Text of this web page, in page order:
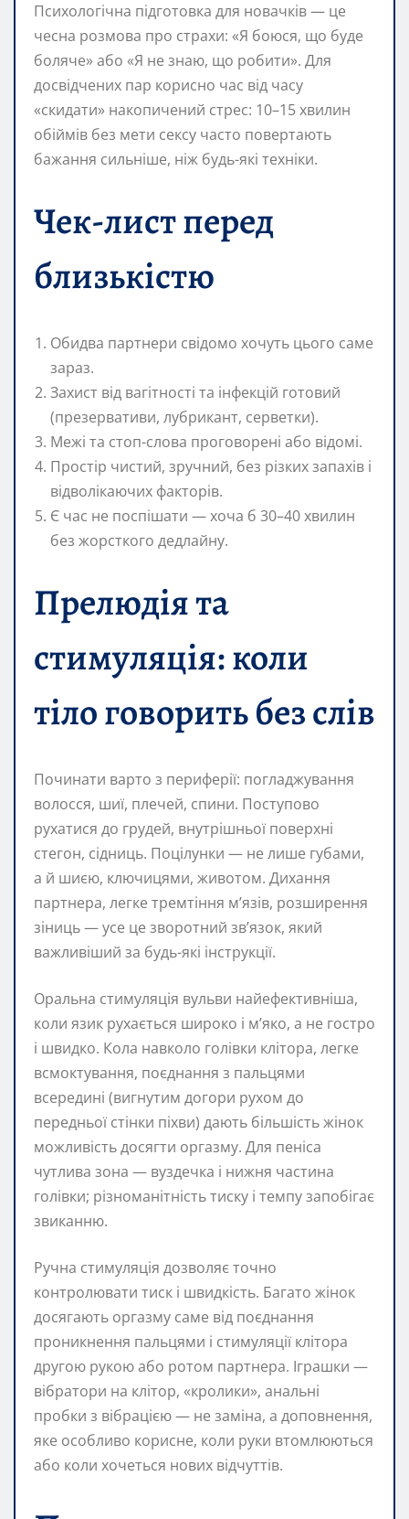
Психологічна підготовка для новачків — це
чесна розмова про страхи: «Я боюся, що буде
боляче» або «Я не знаю, що робити». Для
досвідчених пар корисно час від часу
«скидати» накопичений стрес: 10–15 хвилин
обіймів без мети сексу часто повертають
бажання сильніше, ніж будь-які техніки.
Чек-лист перед
близькістю
Обидва партнери свідомо хочуть цього саме
зараз.
Захист від вагітності та інфекцій готовий
(презервативи, лубрикант, серветки).
Межі та стоп-слова проговорені або відомі.
Простір чистий, зручний, без різких запахів і
відволікаючих факторів.
Є час не поспішати — хоча б 30–40 хвилин
без жорсткого дедлайну.
Прелюдія та
стимуляція: коли
тіло говорить без слів
Починати варто з периферії: погладжування
волосся, шиї, плечей, спини. Поступово
рухатися до грудей, внутрішньої поверхні
стегон, сідниць. Поцілунки — не лише губами,
а й шиєю, ключицями, животом. Дихання
партнера, легке тремтіння м’язів, розширення
зіниць — усе це зворотний зв’язок, який
важливіший за будь-які інструкції.
Оральна стимуляція вульви найефективніша,
коли язик рухається широко і м’яко, а не гостро
і швидко. Кола навколо голівки клітора, легке
всмоктування, поєднання з пальцями
всередині (вигнутим догори рухом до
передньої стінки піхви) дають більшість жінок
можливість досягти оргазму. Для пеніса
чутлива зона — вуздечка і нижня частина
голівки; різноманітність тиску і темпу запобігає
звиканню.
Ручна стимуляція дозволяє точно
контролювати тиск і швидкість. Багато жінок
досягають оргазму саме від поєднання
проникнення пальцями і стимуляції клітора
другою рукою або ротом партнера. Іграшки —
вібратори на клітор, «кролики», анальні
пробки з вібрацією — не заміна, а доповнення,
яке особливо корисне, коли руки втомлюються
або коли хочеться нових відчуттів.